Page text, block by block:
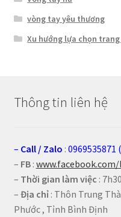
vòng tay yêu thương
Xu hướng lựa chọn trang
Thông tin liên hệ
– Call / Zalo : 0969535871
– FB:
– Thời gian làm việc :
– Địa chỉ: Thôn Trung
Phước , Tỉnh Bình Định